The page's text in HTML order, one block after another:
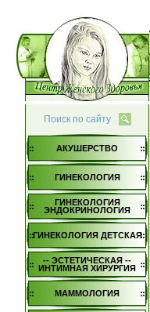
Поиск по сайту
АКУШЕРСТВО
ГИНЕКОЛОГИЯ
ГИНЕКОЛОГИЯ
ЭНДОКРИНОЛОГИЯ
ГИНЕКОЛОГИЯ ДЕТСКАЯ
-- ЭСТЕТИЧЕСКАЯ --
ИНТИМНАЯ ХИРУРГИЯ
МАММОЛОГИЯ